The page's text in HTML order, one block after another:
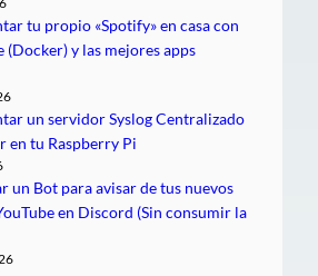
tu propio «Spotify» en casa con
(Docker) y las mejores apps
un servidor Syslog Centralizado
en tu Raspberry Pi
un Bot para avisar de tus nuevos
en Discord (Sin consumir la